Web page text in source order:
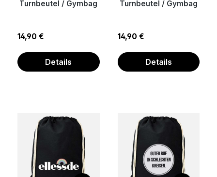
Turnbeutel / Gymbag
Regulärer Preis:
14,90 €
Details
Turnbeutel / Gymbag
Regulärer Preis:
14,90 €
Details